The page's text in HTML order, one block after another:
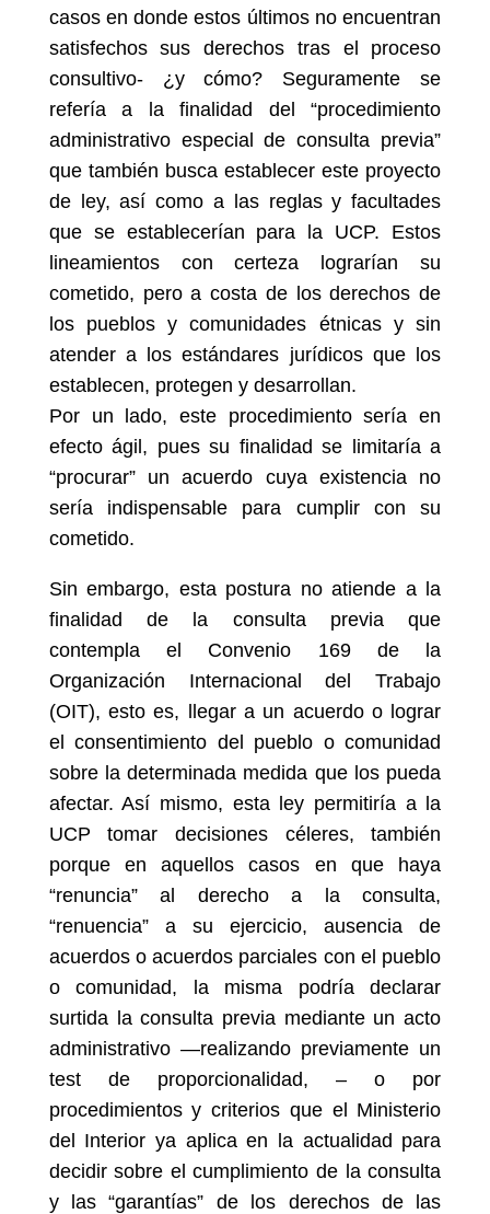
casos en donde estos últimos no encuentran
satisfechos sus derechos tras el proceso
consultivo- ¿y cómo? Seguramente se
refería a la finalidad del “procedimiento
administrativo especial de consulta previa”
que también busca establecer este proyecto
de ley, así como a las reglas y facultades
que se establecerían para la UCP. Estos
lineamientos con certeza lograrían su
cometido, pero a costa de los derechos de
los pueblos y comunidades étnicas y sin
atender a los estándares jurídicos que los
establecen, protegen y desarrollan.
Por un lado, este procedimiento sería en
efecto ágil, pues su finalidad se limitaría a
“procurar” un acuerdo cuya existencia no
sería indispensable para cumplir con su
cometido.
Sin embargo, esta postura no atiende a la
finalidad de la consulta previa que
contempla el Convenio 169 de la
Organización Internacional del Trabajo
(OIT), esto es, llegar a un acuerdo o lograr
el consentimiento del pueblo o comunidad
sobre la determinada medida que los pueda
afectar. Así mismo, esta ley permitiría a la
UCP tomar decisiones céleres, también
porque en aquellos casos en que haya
“renuncia” al derecho a la consulta,
“renuencia” a su ejercicio, ausencia de
acuerdos o acuerdos parciales con el pueblo
o comunidad, la misma podría declarar
surtida la consulta previa mediante un acto
administrativo —realizando previamente un
test de proporcionalidad, – o por
procedimientos y criterios que el Ministerio
del Interior ya aplica en la actualidad para
decidir sobre el cumplimiento de la consulta
y las “garantías” de los derechos de las